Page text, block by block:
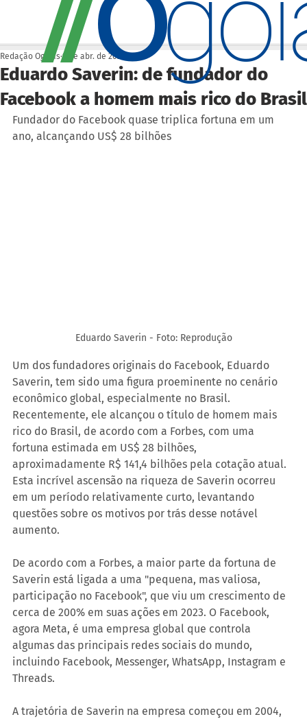
Eduardo Saverin: de fundador do
Facebook a homem mais rico do Brasil
Redação Ogoiás 9 de abr. de 2024
Fundador do Facebook quase triplica fortuna em um
ano, alcançando US$ 28 bilhões
Eduardo Saverin - Foto: Reprodução
Um dos fundadores originais do Facebook, Eduardo
Saverin, tem sido uma figura proeminente no cenário
econômico global, especialmente no Brasil.
Recentemente, ele alcançou o título de homem mais
rico do Brasil, de acordo com a Forbes, com uma
fortuna estimada em US$ 28 bilhões,
aproximadamente R$ 141,4 bilhões pela cotação atual.
Esta incrível ascensão na riqueza de Saverin ocorreu
em um período relativamente curto, levantando
questões sobre os motivos por trás desse notável
aumento.
De acordo com a Forbes, a maior parte da fortuna de
Saverin está ligada a uma "pequena, mas valiosa,
participação no Facebook", que viu um crescimento de
cerca de 200% em suas ações em 2023. O Facebook,
agora Meta, é uma empresa global que controla
algumas das principais redes sociais do mundo,
incluindo Facebook, Messenger, WhatsApp, Instagram e
Threads.
A trajetória de Saverin na empresa começou em 2004,